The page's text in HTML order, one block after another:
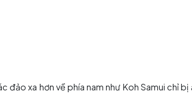
ở Thái Lan, dẫn đến sẽ có giông và
với Bangkok hoặc các đảo ở phía Nam.
danh nổi tiếng: